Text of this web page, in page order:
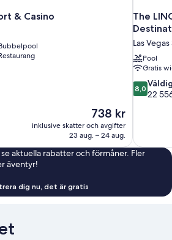
& Casino
Priset
är
738 kr
738 kr
inklusive skatter och avgifter
23 aug. – 24 aug.
The
Las
Pool
Gratis
8.0
av
22 556
8,0
22
aktuella rabatter och förmåner. Fler
äventyr!
dig nu, det är gratis